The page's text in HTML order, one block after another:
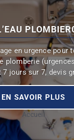
en urgence pour
plomberie
7 jours sur 7, devis
EN SAVOIR PLUS
Accueil